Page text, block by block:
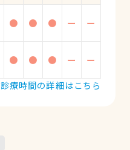
● ● ● ー ー
● ● ● ー
ー
診療時間の詳細はこちら